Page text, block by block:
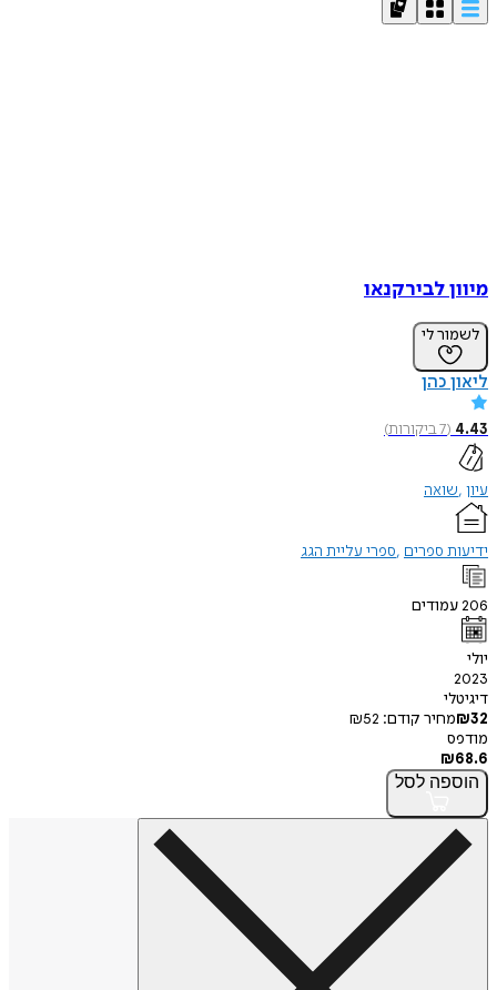
מיוון לבירקנאו
לשמור לי
ליאון כהן
4.43
(
7ביקורות)
עיון שואה
ידיעות ספרים ספרי עליית הגג
206עמודים
יולי
2023
דיגיטלי
₪32 מחיר קודם: ₪52
מודפס
₪68.6
הוספה לסל